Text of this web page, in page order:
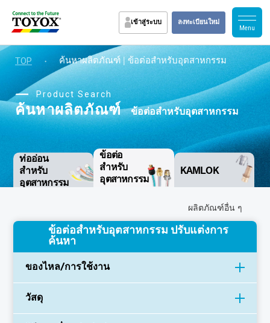
เข้าสู่ระบบ ลงทะเบียนใหม่
TOP ・ ค้นหาผลิตภัณฑ์ | ข้อต่อสำหรับอุตสาหกรรม
Product Search
ค้นหาผลิตภัณฑ์ ข้อต่อสำหรับอุตสาหกรรม
ท่ออ่อน
สำหรับ
อุตสาหกรรม
ข้อต่อ
สำหรับ
อุตสาหกรรม
KAMLOK
ผลิตภัณฑ์อื่น ๆ
ข้อต่อสำหรับอุตสาหกรรม ปรับแต่งการ
ค้นหา
ของไหล/การใช้งาน
วัสดุ